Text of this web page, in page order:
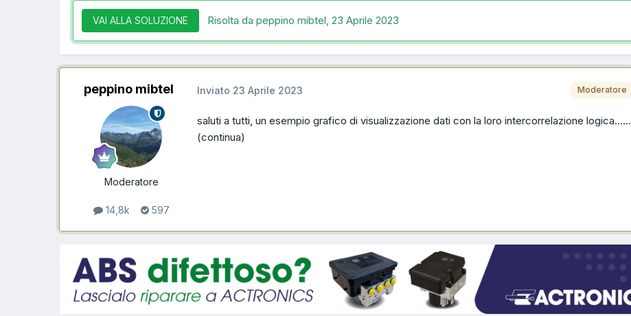
VAI ALLA SOLUZIONE Risolta da peppino mibtel, 23 Aprile 2023
peppino mibtel
Moderatore
14,8k 597
Moderatore
Inviato 23 Aprile 2023
saluti a tutti, un esempio grafico di visualizzazione dati con la loro intercorrelazione logica......
(continua)